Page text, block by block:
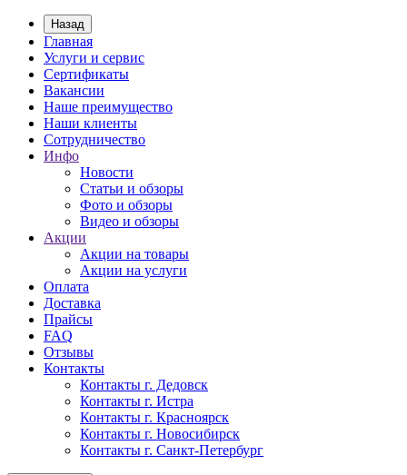
Назад
Главная
Услуги и сервис
Сертификаты
Вакансии
Наше преимущество
Наши клиенты
Сотрудничество
Инфо
Новости
Статьи и обзоры
Фото и обзоры
Видео и обзоры
Акции
Акции на товары
Акции на услуги
Оплата
Доставка
Прайсы
FAQ
Отзывы
Контакты
Контакты г. Дедовск
Контакты г. Истра
Контакты г. Красноярск
Контакты г. Новосибирск
Контакты г. Санкт-Петербург